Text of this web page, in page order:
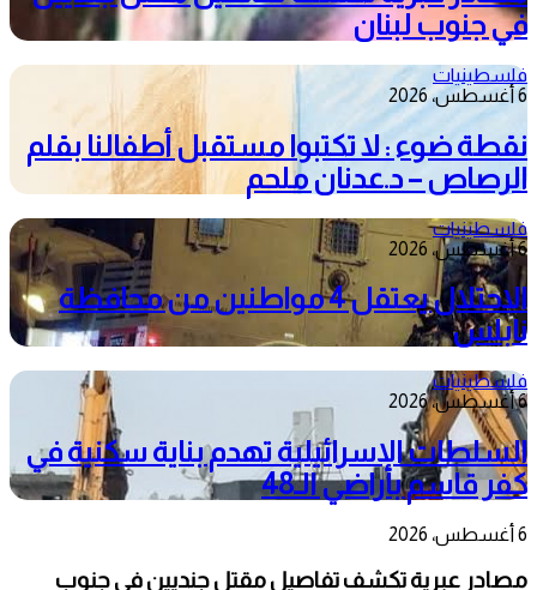
في جنوب لبنان
فلسطينيات
6 أغسطس، 2026
نقطة ضوء : لا تكتبوا مستقبل أطفالنا بقلم
الرصاص – د.عدنان ملحم
فلسطينيات
6 أغسطس، 2026
الاحتلال يعتقل 4 مواطنين من محافظة
نابلس
فلسطينيات
6 أغسطس، 2026
السلطات الإسرائيلية تهدم بناية سكنية في
كفر قاسم بأراضي الـ48
6 أغسطس، 2026
مصادر عبرية تكشف تفاصيل مقتل جنديين في جنوب